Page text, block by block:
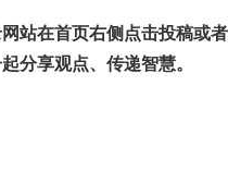
站在首页右侧点击投稿或
分享观点、传递智慧。